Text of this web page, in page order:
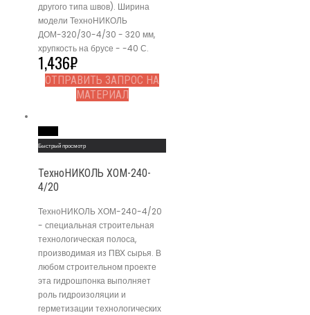
другого типа швов). Ширина
модели ТехноНИКОЛЬ
ДОМ-320/30-4/30 - 320 мм,
хрупкость на брусе - -40 С.
1,436₽
ОТПРАВИТЬ ЗАПРОС НА
МАТЕРИАЛ
Быстрый просмотр
ТехноНИКОЛЬ ХОМ-240-
4/20
ТехноНИКОЛЬ ХОМ-240-4/20
- специальная строительная
технологическая полоса,
производимая из ПВХ сырья. В
любом строительном проекте
эта гидрошпонка выполняет
роль гидроизоляции и
герметизации технологических